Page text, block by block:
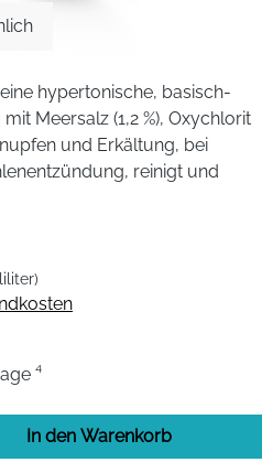
hypertonische, basisch-
Meersalz (1,2 %), Oxychlorit
und Erkältung, bei
reinigt und
⁴
gewünschten
In den Warenkorb